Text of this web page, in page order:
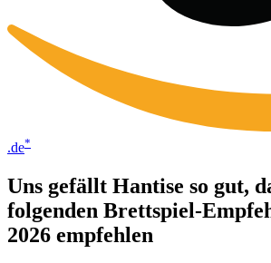
.de*
Uns gefällt Hantise so gut,
folgenden Brettspiel-
2026 empfehlen